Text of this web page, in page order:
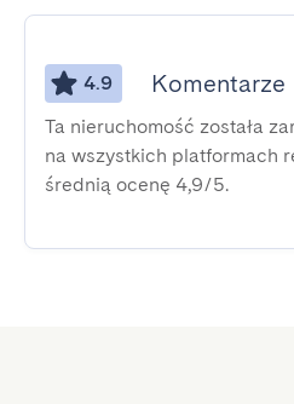
4.9 Komentarze
Ta nieruchomość została
na wszystkich platformach
średnią ocenę 4,9/5.